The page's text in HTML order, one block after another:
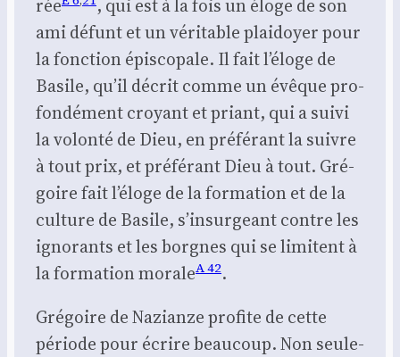
rée
, qui est à la fois un éloge de son
ami défunt et un véri­table plai­doyer pour
la fonc­tion épis­co­pale. Il fait l’é­loge de
Basile, qu’il décrit comme un évêque pro­
fon­dé­ment croyant et priant, qui a sui­vi
la volon­té de Dieu, en pré­fé­rant la suivre
à tout prix, et pré­fé­rant Dieu à tout. Gré­
goire fait l’é­loge de la for­ma­tion et de la
culture de Basile, s’in­sur­geant contre les
igno­rants et les borgnes qui se limitent à
la for­ma­tion moraleA 42.
Gré­goire de Nazianze pro­fite de cette
période pour écrire beau­coup. Non seule­